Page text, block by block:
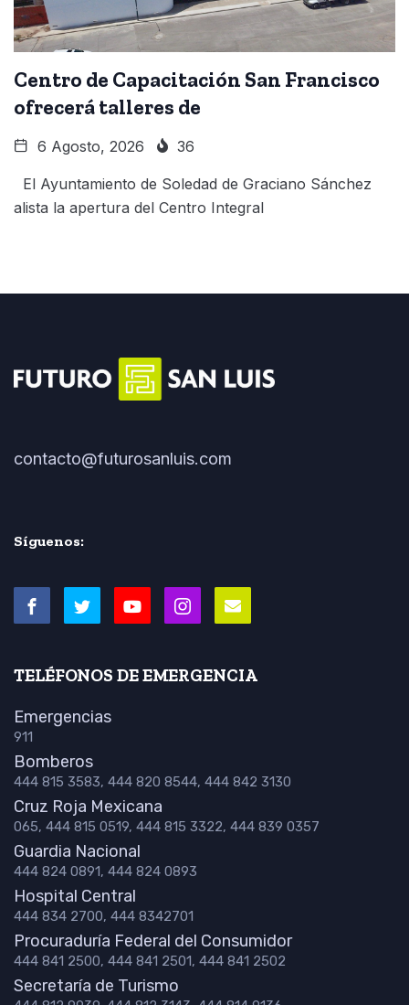
Centro de Capacitación San Francisco
ofrecerá talleres de
6 Agosto, 2026 36
El Ayuntamiento de Soledad de Graciano Sánchez
alista la apertura del Centro Integral
contacto@futurosanluis.com
Síguenos:
TELÉFONOS DE EMERGENCIA
Emergencias
911
Bomberos
444 815 3583, 444 820 8544, 444 842 3130
Cruz Roja Mexicana
065, 444 815 0519, 444 815 3322, 444 839 0357
Guardia Nacional
444 824 0891, 444 824 0893
Hospital Central
444 834 2700, 444 8342701
Procuraduría Federal del Consumidor
444 841 2500, 444 841 2501, 444 841 2502
Secretaría de Turismo